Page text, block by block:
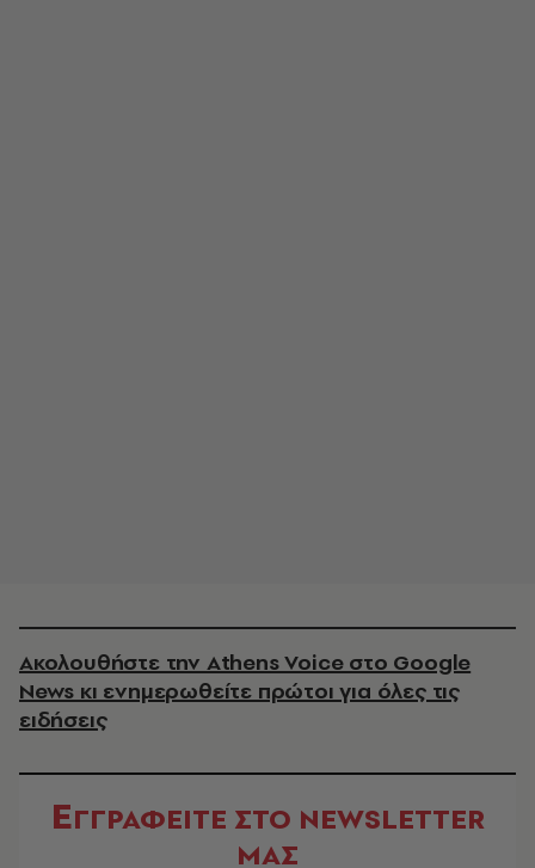
Ακολουθήστε την Athens Voice στο Google
News κι ενημερωθείτε πρώτοι για όλες τις
ειδήσεις
ΕΓΓΡΑΦΕΙΤΕ ΣΤΟ NEWSLETTER
ΜΑΣ